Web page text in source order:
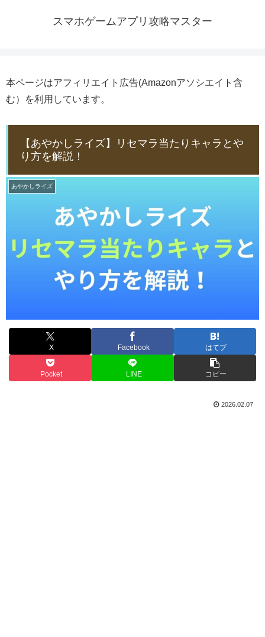
スマホゲームアプリ攻略マスター
本ページはアフィリエイト広告(Amazonアソシエイト含
む）を利用しています。
【あやかしライズ】リセマラ当たりキャラとや
り方を解説！
あやかしライズ
X Facebook はてブ
Pocket LINE コピー
2026.02.07